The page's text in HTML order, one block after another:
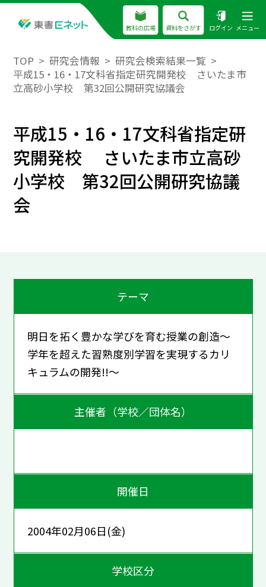
教科の広場 資料をさがす ログイン メニュー
TOP 研究会情報
研究会検索結果一覧
平成15・16・17文科省指定研究開発校 さいたま市
立高砂小学校 第32回公開研究協議会
平成15・16・17文科省指定研
究開発校 さいたま市立高砂
小学校 第32回公開研究協議
会
テーマ
明日を拓く豊かな学びを育む授業の創造～
学年を超えた習熟度別学習を実現するカリ
キュラムの開発!!～
主催者（学校／団体名）
開催日
2004年02月06日(金)
学校区分